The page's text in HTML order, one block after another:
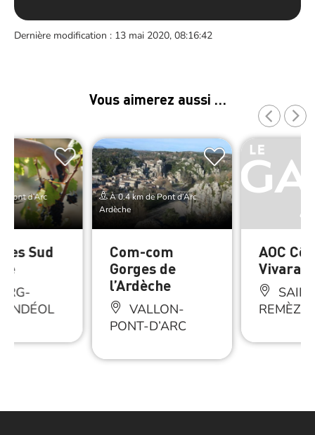
Dernière modification : 13 mai 2020, 08:16:42
Vous aimerez aussi …
Pont d’Arc
Sud
À 0.4 km de Pont d’Arc
Ardèche
Com-com
Gorges de
l’Ardèche
VALLON-
PONT-D’ARC
AOC
Vivarais
REMÈZE